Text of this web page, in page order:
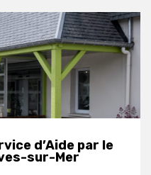
d’Aide par le
sur-Mer